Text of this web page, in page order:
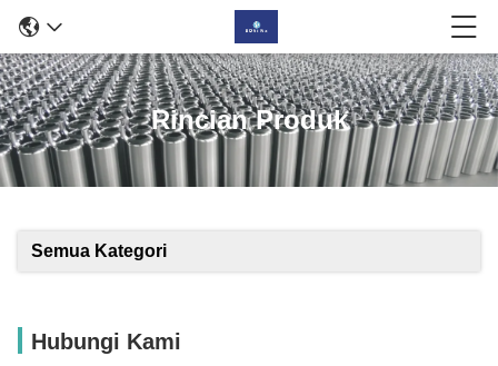
Rincian Produk
Semua Kategori
Hubungi Kami